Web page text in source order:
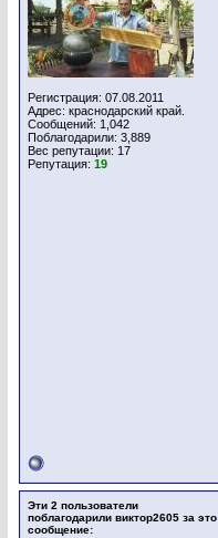
Регистрация: 07.08.2011
Адрес: краснодарский край.
Сообщений: 1,042
Поблагодарили: 3,889
Вес репутации: 17
Репутация: 19
Эти 2 пользователи
поблагодарили виктор2605 за это
сообщение: